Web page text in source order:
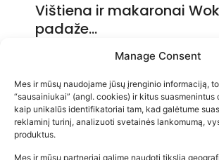
Manage Consent
Mes ir mūsų naudojame jūsų įrenginio informaciją,
“sausainiukai” (angl. cookies) ir kitus suasmenintus
kaip unikalūs identifikatoriai tam, kad galėtume
reklaminį turinį, analizuoti svetainės lankomumą,
produktus.
Mes ir mūsų partneriai galime naudoti tikslią
Vištiena ir makaronai Wok
padaže…